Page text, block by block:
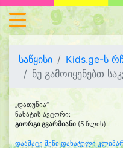
საწყისი
Kids.ge-ს
ნუ გამოიყენებთ
„დათუნია“
ნახატის ავტორი:
გიორგი გვარმიანი (5 წლის)
დაამატე შენი დახატული